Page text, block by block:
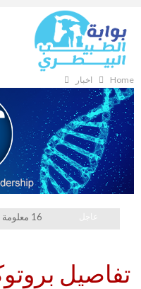
Home أخبار
تفاصيل